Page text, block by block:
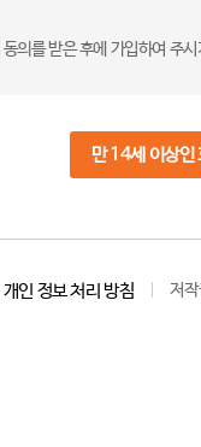
의를 받은 후에 가입하여 주
만 14세 이상인
개인 정보 처리 방침 저